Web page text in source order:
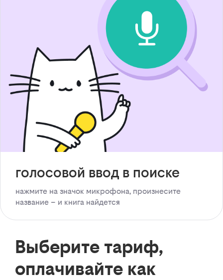
голосовой ввод в поиске
нажмите на значок микрофона, произнесите
название – и книга найдется
Выберите тариф,
оплачивайте как